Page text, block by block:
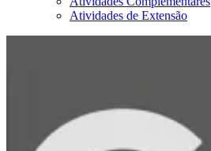
Atividades de Extensão